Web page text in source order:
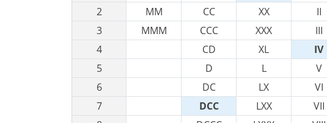
2
MM CC XX
II
3
MMM CCC XXX
III
4
CD XL
IV
5
D L
V
6
DC LX
VI
7
DCC LXX
VII